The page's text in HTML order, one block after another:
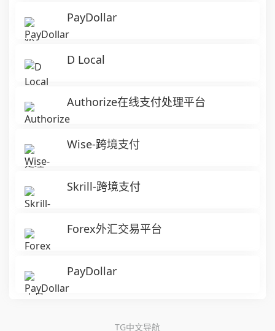
PayDollar
D Local
Authorize在线支付处理平台
Wise-跨境支付
Skrill-跨境支付
Forex外汇交易平台
PayDollar
TG中文导航